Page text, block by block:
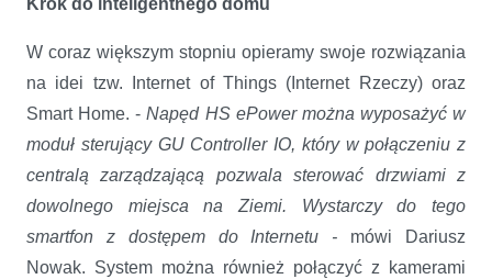
W coraz większym stopniu opieramy swoje rozwiązania
na idei tzw. Internet of Things (Internet Rzeczy) oraz
Smart Home. -Napęd HS ePower można wyposażyć w
moduł sterujący GU Controller IO, który w połączeniu z
centralą zarządzającą pozwala sterować drzwiami z
dowolnego miejsca na Ziemi. Wystarczy do tego
smartfon z dostępem do Internetu - mówi Dariusz
Nowak. System można również połączyć z kamerami